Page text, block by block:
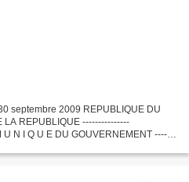
septembre 2009 REPUBLIQUE DU
LA REPUBLIQUE ---------------
N I Q U E DU GOUVERNEMENT -------